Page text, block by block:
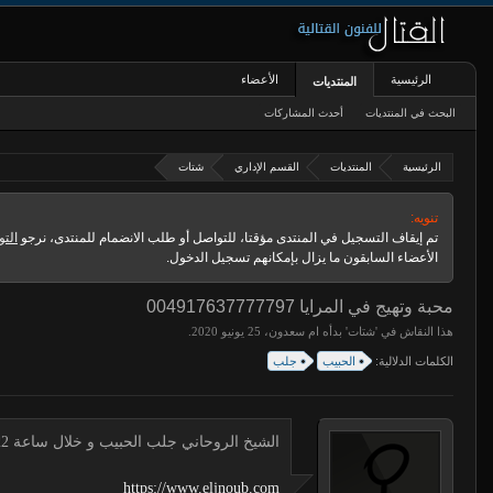
الرئيسية المنتديات القسم الإداري شتات
تنويه:
تم إيقاف التسجيل في المنتدى مؤقتا، للتواصل أو طلب الانضمام للمنتدى، نرجو
الأعضاء السابقون ما يزال بإمكانهم تسجيل الدخول.
محبة وتهيج في المرايا 004917637777797
هذا النقاش في 'شتات' بدأه ام سعدون،
الكلمات الدلالية: الحبيب جلب
الشيخ الروحاني جلب الحبيب و خلال ساعة 00491634511222 لجلب الحبيب
https://www.eljnoub.com
الرئيسية المنتديات
البحث في المنتديات أحدث المشاركات
الأعضاء